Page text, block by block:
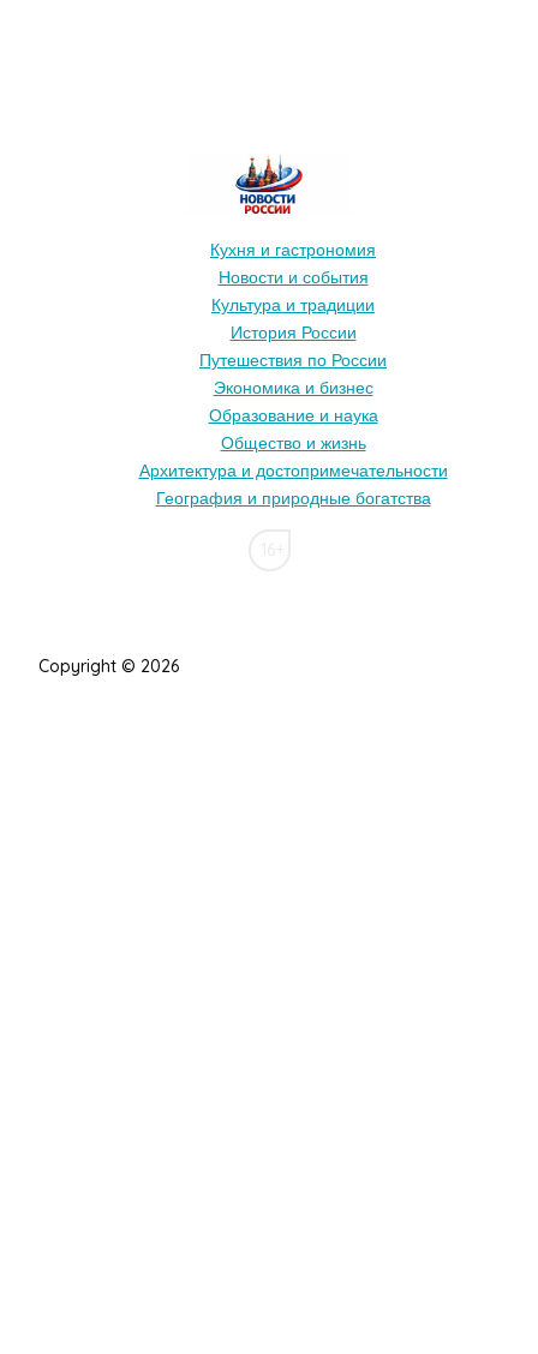
Кухня и гастрономия
Новости и события
Культура и традиции
История России
Путешествия по России
Экономика и бизнес
Образование и наука
Общество и жизнь
Архитектура и достопримечательности
География и природные богатства
Copyright © 2026